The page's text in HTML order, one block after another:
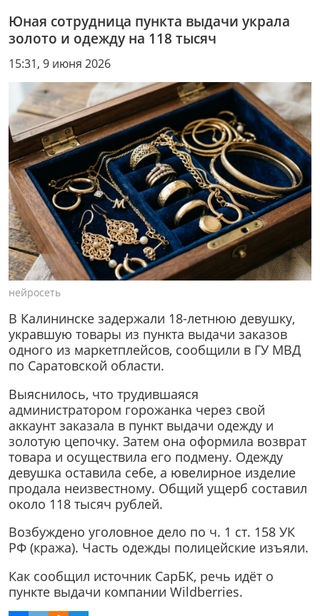
Юная сотрудница пункта выдачи украла
золото и одежду на 118 тысяч
15:31, 9 июня 2026
нейросеть
В Калининске задержали 18-летнюю девушку,
укравшую товары из пункта выдачи заказов
одного из маркетплейсов, сообщили в ГУ МВД
по Саратовской области.
Выяснилось, что трудившаяся
администратором горожанка через свой
аккаунт заказала в пункт выдачи одежду и
золотую цепочку. Затем она оформила возврат
товара и осуществила его подмену. Одежду
девушка оставила себе, а ювелирное изделие
продала неизвестному. Общий ущерб составил
около 118 тысяч рублей.
Возбуждено уголовное дело по ч. 1 ст. 158 УК
РФ (кража). Часть одежды полицейские изъяли.
Как сообщил источник СарБК, речь идёт о
пункте выдачи компании Wildberries.